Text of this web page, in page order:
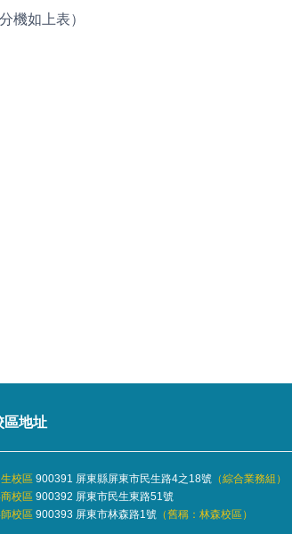
機如上表）
區地址
生校區 900391 屏東縣屏東市民生路4之18號 （綜合業務組 ）
校區 900392 屏東市民生東路51號
校區 900393 屏東市林森路1號 （舊稱：林森校區）